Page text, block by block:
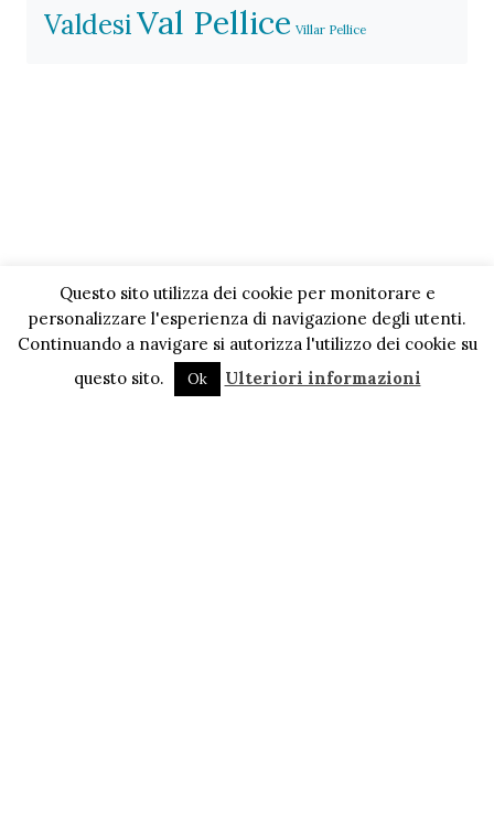
ValdesiVal Pellice Villar Pellice
Questo sito utilizza dei cookie per monitorare e
personalizzare l'esperienza di navigazione degli utenti.
Continuando a navigare si autorizza l'utilizzo dei cookie su
questo sito.
Ok Ulteriori informazioni